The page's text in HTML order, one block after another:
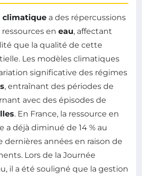
climatique a des répercussions
en eau, affectant
que la qualité de cette
Les modèles climatiques
significative des régimes
, entraînant des périodes de
avec des épisodes de
. En France, la ressource en
a déjà diminué de 14 % au
dernières années en raison de
Lors de la Journée
il a été souligné que la gestion